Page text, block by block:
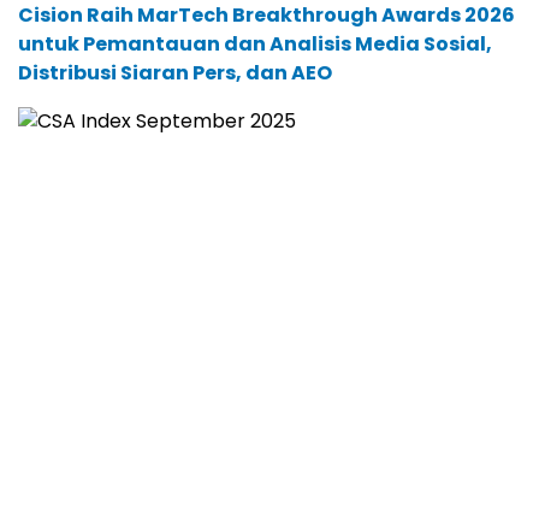
Cision Raih MarTech Breakthrough Awards 2026
untuk Pemantauan dan Analisis Media Sosial,
Distribusi Siaran Pers, dan AEO